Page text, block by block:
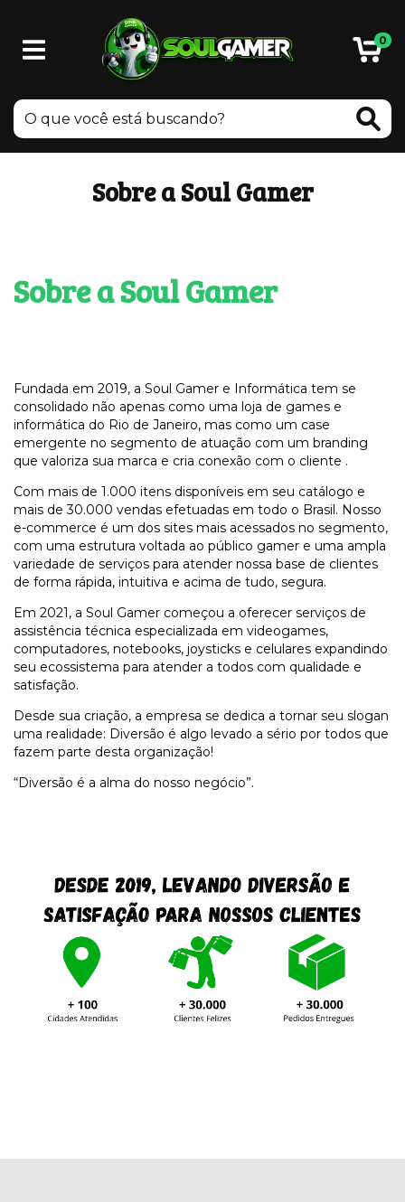
0
Sobre a Soul Gamer
Sobre a Soul Gamer
Fundada em 2019, a Soul Gamer e Informática tem se
consolidado não apenas como uma loja de games e
informática do Rio de Janeiro, mas como um case
emergente no segmento de atuação com um branding
que valoriza sua marca e cria conexão com o cliente .
Com mais de 1.000 itens disponíveis em seu catálogo e
mais de 30.000 vendas efetuadas em todo o Brasil. Nosso
e-commerce é um dos sites mais acessados no segmento,
com uma estrutura voltada ao público gamer e uma ampla
variedade de serviços para atender nossa base de clientes
de forma rápida, intuitiva e acima de tudo, segura.
Em 2021, a Soul Gamer começou a oferecer serviços de
assistência técnica especializada em videogames,
computadores, notebooks, joysticks e celulares expandindo
seu ecossistema para atender a todos com qualidade e
satisfação.
Desde sua criação, a empresa se dedica a tornar seu slogan
uma realidade: Diversão é algo levado a sério por todos que
fazem parte desta organização!
“Diversão é a alma do nosso negócio”.